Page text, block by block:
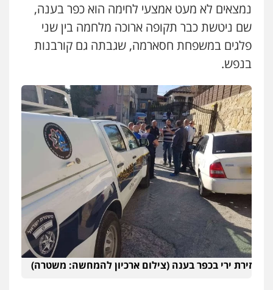
עו"ד זוהר ארבל
פלילי פשיעה חמורה מעצרים וחקירות
קטינים
0538788878
עו"ד שלי גורביץ – לוי
משפט פלילי פשיעה חמורה מעצרים
וחקירות צבאי תעבורה
0544218336
משרד עורכי דין חן ברוך
פלילי דיני תעבורה מעצרים וחקירות
0505078733
משרד עורכי דין טאי שרקי
פלילי אסירים תעבורה מרב"ד
0547556464
נמצאים לא מעט אמצעי לחימה הוא כפר בענה,
שם ניטשת כבר תקופה ארוכה מלחמה בין שני
פלגים במשפחת חסארמה, שגבתה גם קורבנות
בנפש.
זירת ירי בכפר בענה (צילום ארכיון להמחשה: משטרה)